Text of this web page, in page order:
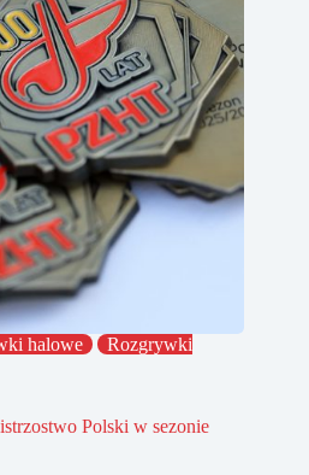
halowe
Rozgrywki
Polski w sezonie